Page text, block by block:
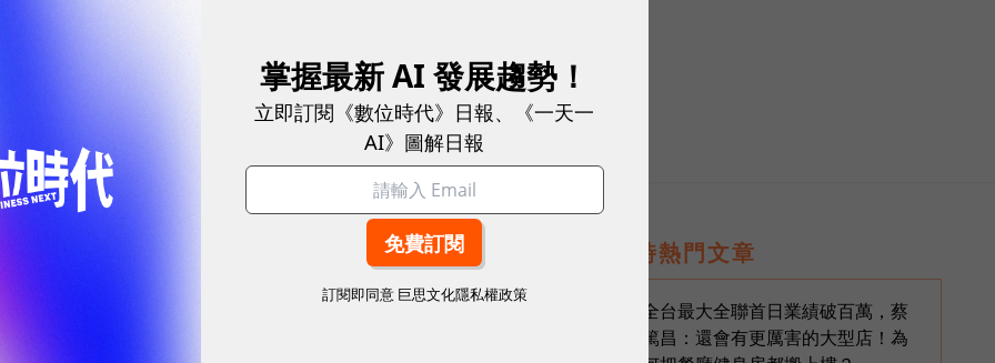
微星科技
透職場，從會議記錄、文件撰寫、資料搜尋、內容
開始思考：「我懂得善用 AI 嗎？我的硬體跟得上生
即時熱門文章
全台最大全聯首日業績破百萬，蔡
篤昌：還會有更厲害的大型店！為
掌握最新 AI 發展趨勢！
立即訂閱《數位時代》日報、《一天一
AI》圖解日報
訂閱即同意 巨思文化隱私權政策